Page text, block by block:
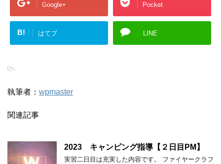
Google+ Pocket
B! はてブ LINE
-
執筆者： wpmaster
関連記事
2023 キャンピング指導【２日目PM】
実習二日目は充実した内容です。 ファイヤークラフ